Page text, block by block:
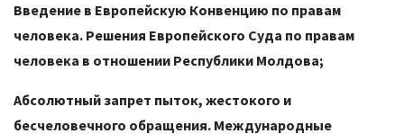
Введение в Европейскую Конвенцию по правам
человека. Решения Европейского Суда по правам
человека в отношении Республики Молдова;
Абсолютный запрет пыток, жестокого и
бесчеловечного обращения. Международные